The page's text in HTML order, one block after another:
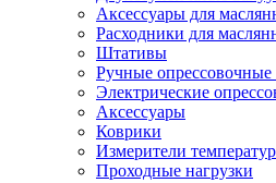
Аксессуары для
Расходники для
Штативы
Ручные опрессовочные
Электрические
Аксессуары
Коврики
Измерители
Проходные нагрузки